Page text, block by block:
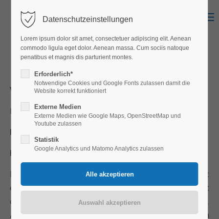
Login
Benutzername
Passwort
Anmelden
Register|Lost your password?
Support
Verantwortlich für den Inhalt
Baupartner des Fabian Schwarz
Haftungsausschluss:
Haftung für Inhalte
Die Inhalte unserer Seiten wurden mit größter Sorgfalt
erstellt. Für die Richtigkeit, Vollständigkeit und Aktualität
der Inhalte können wir jedoch keine Gewähr übernehmen.
Als Diensteanbieter sind wir für eigene Inhalte auf diesen
Datenschutzeinstellungen
Lorem ipsum dolor sit amet, consectetuer adipiscing elit. Aenean
commodo ligula eget dolor. Aenean massa. Cum sociis natoque
penatibus et magnis dis parturient montes.
Erforderlich*
Notwendige Cookies und Google Fonts zulassen damit die
Website korrekt funktioniert
Externe Medien
Externe Medien wie Google Maps, OpenStreetMap und
Youtube zulassen
Statistik
Google Analytics und Matomo Analytics zulassen